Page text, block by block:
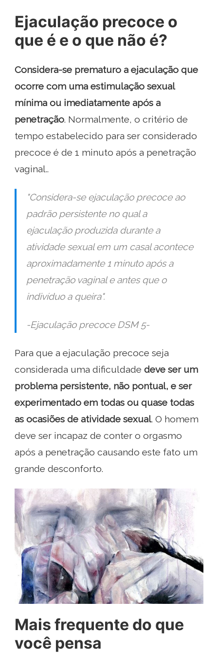
Ejaculação precoce o
que é e o que não é?
Considera-se prematuro a ejaculação que
ocorre com uma estimulação sexual
mínima ou imediatamente após a
penetração. Normalmente, o critério de
tempo estabelecido para ser considerado
precoce é de 1 minuto após a penetração
vaginal..
"Considera-se ejaculação precoce ao
padrão persistente no qual a
ejaculação produzida durante a
atividade sexual em um casal acontece
aproximadamente 1 minuto após a
penetração vaginal e antes que o
indivíduo a queira".
-Ejaculação precoce DSM 5-
Para que a ejaculação precoce seja
considerada uma dificuldade deve ser um
problema persistente, não pontual, e ser
experimentado em todas ou quase todas
as ocasiões de atividade sexual. O homem
deve ser incapaz de conter o orgasmo
após a penetração causando este fato um
grande desconforto.
Mais frequente do que
você pensa